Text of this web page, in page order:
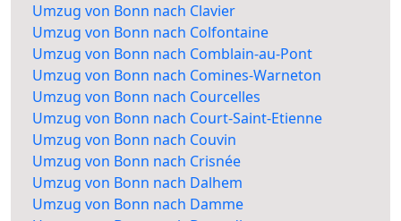
Umzug von Bonn nach Clavier
Umzug von Bonn nach Colfontaine
Umzug von Bonn nach Comblain-au-Pont
Umzug von Bonn nach Comines-Warneton
Umzug von Bonn nach Courcelles
Umzug von Bonn nach Court-Saint-Etienne
Umzug von Bonn nach Couvin
Umzug von Bonn nach Crisnée
Umzug von Bonn nach Dalhem
Umzug von Bonn nach Damme